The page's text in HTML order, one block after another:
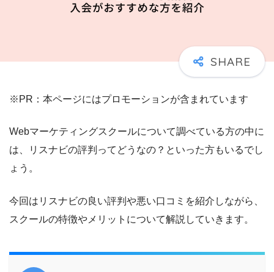
※PR：本ページにはプロモーションが含まれています
Webマーケティングスクールについて調べている方の中に
は、リスナビの評判ってどうなの？といった方もいるでし
ょう。
今回はリスナビの良い評判や悪い口コミを紹介しながら、
スクールの特徴やメリットについて解説していきます。